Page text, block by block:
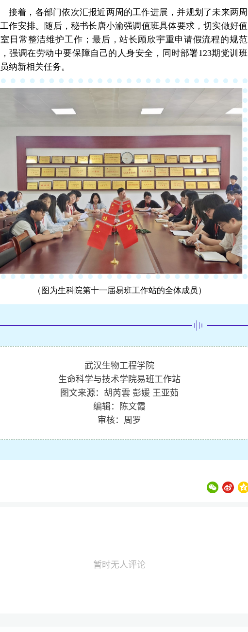
接着，各部门依次汇报近两周的工作进展，并规划了未来两周
作安排。随后，秘书长唐小渝强调值班具体要求，切实做好值
日常整洁维护工作；最后，站长顾欣宇重申请假流程的规范
强调在劳动中要保障自己的人身安全，同时部署123期党训班
纳新相关任务。
（图为生科院第十一届易班工作站的全体成员）
武汉生物工程学院
生命科学与技术学院易班工作站
图文来源： 胡芮雲 彭媛 王亚茹
编辑：陈文霞
审核：周罗
暂时无人评论